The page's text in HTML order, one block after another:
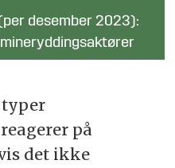
desember 2023):
The Swiss
Danish
Mine
& Inclusion.
på
det ikke